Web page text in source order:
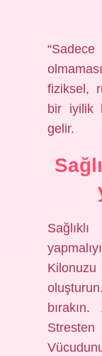
fiziksel,
bir iyilik
gelir.